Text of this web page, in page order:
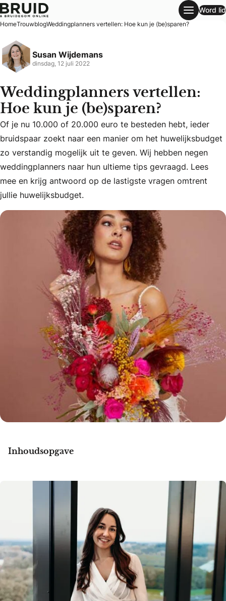
Weddingplanners vertellen: Hoe kun je (be)sparen?
Word lid
HomeTrouwblogWeddingplanners vertellen: Hoe kun je (be)sparen?
Susan Wijdemans
dinsdag, 12 juli 2022
Weddingplanners vertellen:
Hoe kun je (be)sparen?
Of je nu 10.000 of 20.000 euro te besteden hebt, ieder
Of je nu 10.000 of 20.000 euro te besteden hebt, ieder
bruidspaar zoekt naar een manier om het huwelijksbudget
zo verstandig mogelijk uit te geven. Wij hebben negen
weddingplanners naar hun ultieme tips gevraagd. Lees
mee en krijg antwoord op de lastigste vragen omtrent
jullie huwelijksbudget.
Inhoudsopgave